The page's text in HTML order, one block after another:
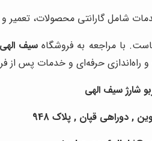
شامل گارانتی محصولات، تعمیر
با مراجعه به فروشگاه سیف الهی
حرفه‌ای و خدمات پس از
شارژ سیف الهی
, دوراهی قپان , پلاک 948